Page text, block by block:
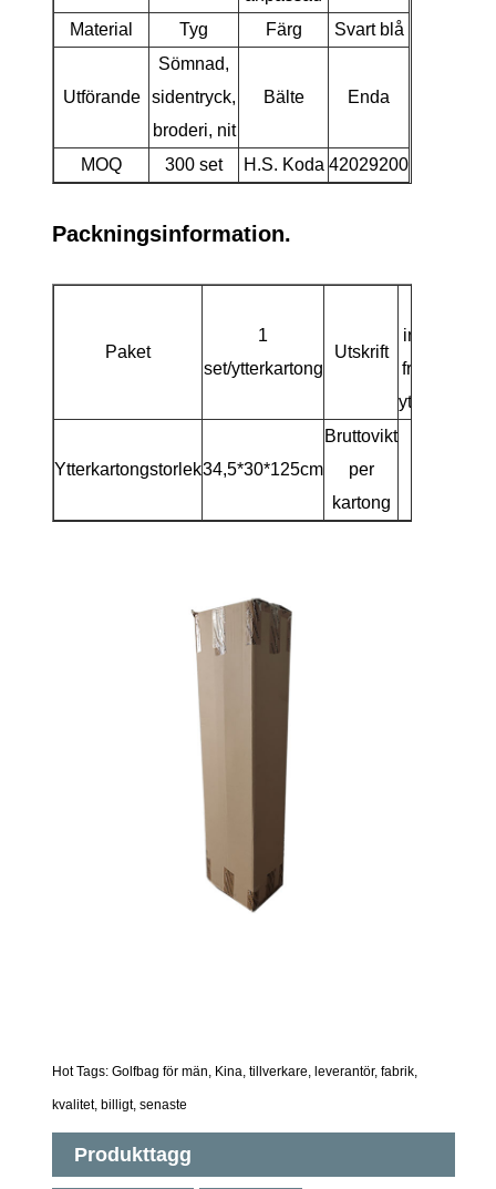
Material
Tyg Färg Svart blå
Utförande
Sömnad,
sidentryck,
broderi, nit
Bälte Enda
MOQ 300 set H.S. Koda 42029200
Packningsinformation.
Paket
1
set/ytterkartong
Utskrift
fraktmärke
Ytterkartongstorlek34,5*30*125cm
Bruttovikt
per
kartong
Hot Tags: Golfbag för män, Kina, tillverkare, leverantör, fabrik,
kvalitet, billigt, senaste
Produkttagg